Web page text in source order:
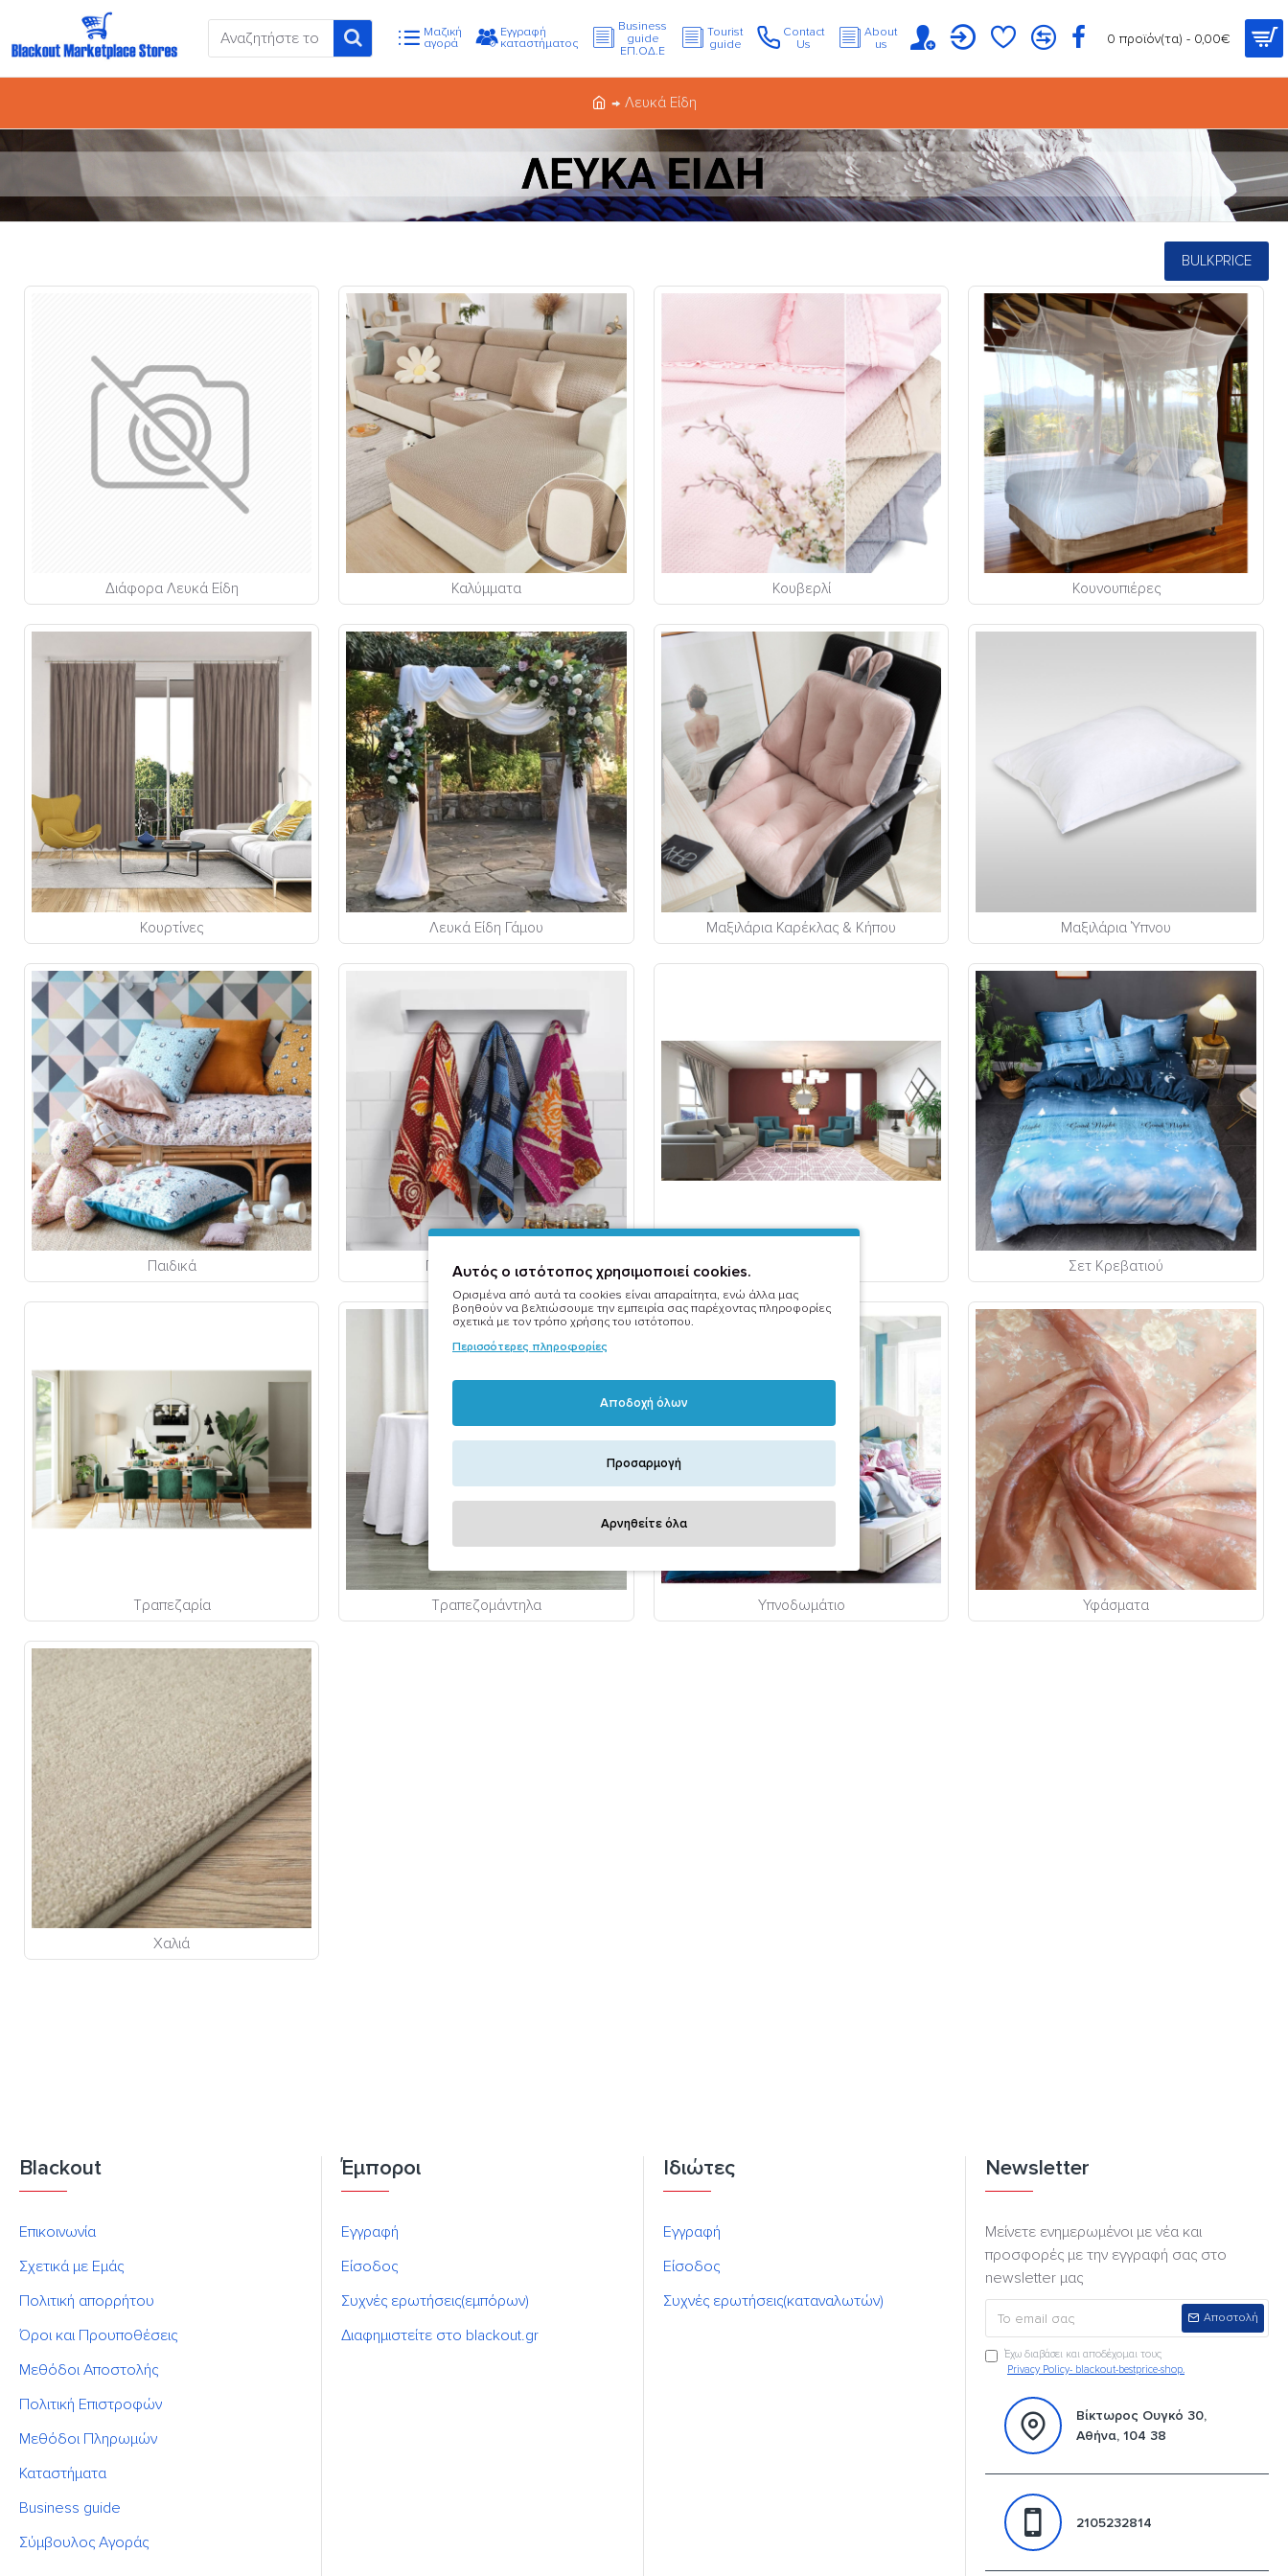
Μαζική
αγορά
Εγγραφή
καταστήματος
Business
guide
ΕΠ.ΟΔ.Ε
Tourist
guide
Contact
Us
About
us
0 προϊόν(τα) - 0,00€
Λευκά Είδη
BULKPRICE
Διάφορα Λευκά Είδη Καλύμματα Κουβερλί Κουνουπιέρες
Κουρτίνες Λευκά Είδη Γάμου Μαξιλάρια Καρέκλας & Κήπου Μαξιλάρια Ύπνου
Παιδικά Πετσέτες Κουζίνας Σετ Κρεβατιού
Τραπεζαρία Τραπεζομάντηλα Υπνοδωμάτιο Υφάσματα
Χαλιά
Blackout
Επικοινωνία
Σχετικά με Εμάς
Πολιτική απορρήτου
Όροι και Προυποθέσεις
Μεθόδοι Αποστολής
Πολιτική Επιστροφών
Μεθόδοι Πληρωμών
Καταστήματα
Business guide
Σύμβουλος Αγοράς
Έμποροι
Εγγραφή
Είσοδος
Συχνές ερωτήσεις(εμπόρων)
Διαφημιστείτε στο blackout.gr
Ιδιώτες
Εγγραφή
Είσοδος
Συχνές ερωτήσεις(καταναλωτών)
Newsletter
Μείνετε ενημερωμένοι με νέα και
προσφορές με την εγγραφή σας στο
newsletter μας
Αποστολή
Έχω διαβάσει και αποδέχομαι τους
Privacy Policy- blackout-bestprice-shop.
Βίκτωρος Ουγκό 30,
Αθήνα, 104 38
2105232814
Αυτός ο ιστότοπος χρησιμοποιεί cookies.
Ορισμένα από αυτά τα cookies είναι απαραίτητα, ενώ άλλα μας
βοηθούν να βελτιώσουμε την εμπειρία σας παρέχοντας πληροφορίες
σχετικά με τον τρόπο χρήσης του ιστότοπου.
Περισσότερες πληροφορίες
Αποδοχή όλων
Προσαρμογή
Αρνηθείτε όλα